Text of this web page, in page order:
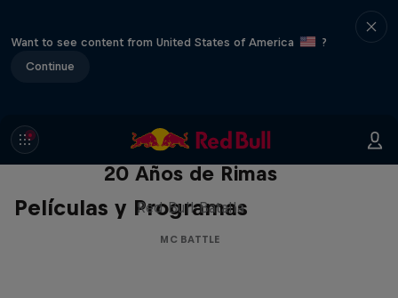
Want to see content from United States of America
?
Continue
Películas y Programas
Red Bull Batalla Nueva Historia:
20 Años de Rimas
Red Bull Batalla
MC BATTLE